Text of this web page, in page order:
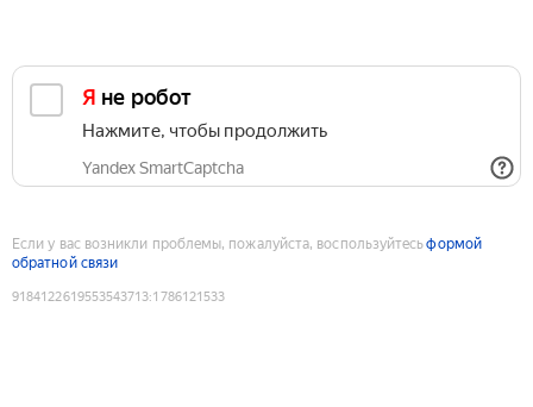
Я не робот
Нажмите, чтобы продолжить
Yandex SmartCaptcha
Если у вас возникли проблемы, пожалуйста, воспользуйтесьформой
обратной связи
9184122619553543713:1786121533